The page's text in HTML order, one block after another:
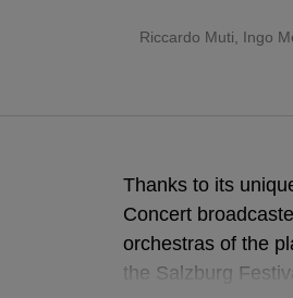
Riccardo Muti Ingo
Thanks to its
Concert
orchestras of the
the Salzburg